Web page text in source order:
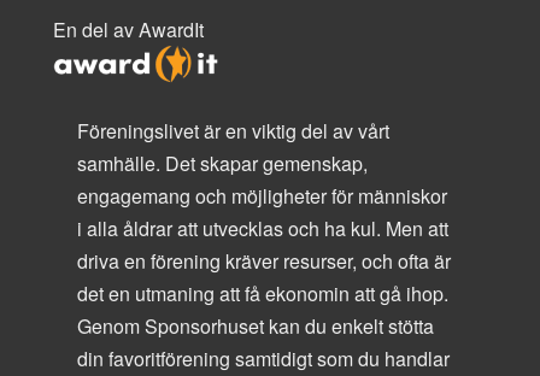
En del av AwardIt
Föreningslivet är en viktig del av vårt
samhälle. Det skapar gemenskap,
engagemang och möjligheter för människor
i alla åldrar att utvecklas och ha kul. Men att
driva en förening kräver resurser, och ofta är
det en utmaning att få ekonomin att gå ihop.
Genom Sponsorhuset kan du enkelt stötta
din favoritförening samtidigt som du handlar